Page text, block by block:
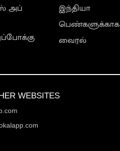
அப்
இந்தியா
பெண்களுக்காக
வைரல்
WEBSITES